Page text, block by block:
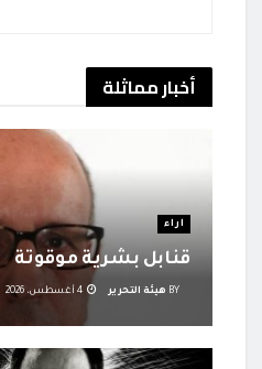
أخبارمماثلة
اراء
قنابل بشرية موقوتة
BY هيئة التحرير